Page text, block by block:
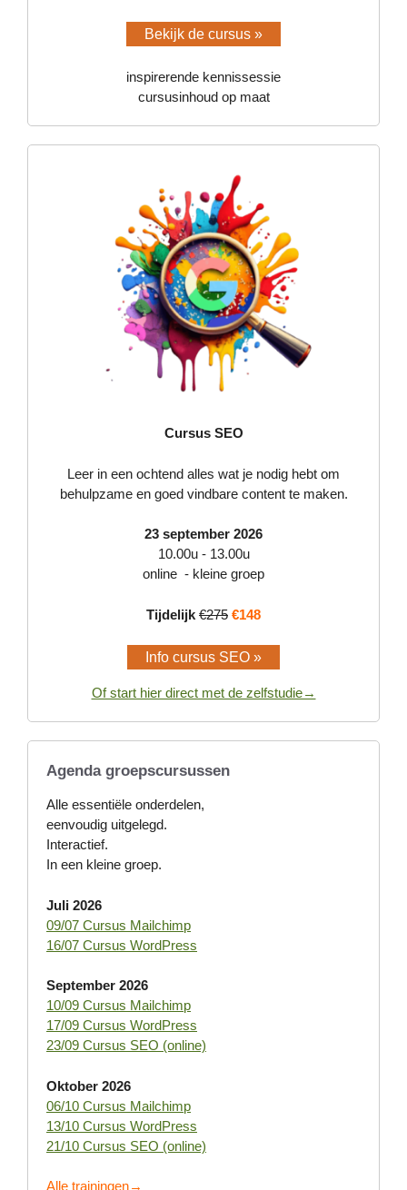
Bekijk de cursus »
inspirerende kennissessie
cursusinhoud op maat
Cursus SEO
Leer in een ochtend alles wat je nodig hebt om
behulpzame en goed vindbare content te maken.
23 september 2026
10.00u - 13.00u
online - kleine groep
Tijdelijk €275 €148
Info cursus SEO »
Of start hier direct met de zelfstudie→
Agenda groepscursussen
Alle essentiële onderdelen,
eenvoudig uitgelegd.
Interactief.
In een kleine groep.
Juli 2026
09/07 Cursus Mailchimp
16/07 Cursus WordPress
September 2026
10/09 Cursus Mailchimp
17/09 Cursus WordPress
23/09 Cursus SEO (online)
Oktober 2026
06/10 Cursus Mailchimp
13/10 Cursus WordPress
21/10 Cursus SEO (online)
Alle trainingen→